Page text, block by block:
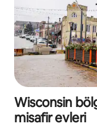
Wisconsin
misafir evleri